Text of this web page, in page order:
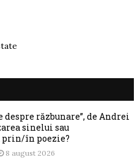
despre răzbunare”, de Andrei
sinelui sau
prin/în poezie?
8 august 2026